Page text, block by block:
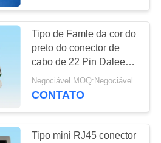
o
85
Tipo de Famle da cor do
preto do conector de
cabo de 22 Pin Dalee
SATA para produtos de
computador
Negociável MOQ:Negociável
CONTATO
Tipo mini RJ45 conector